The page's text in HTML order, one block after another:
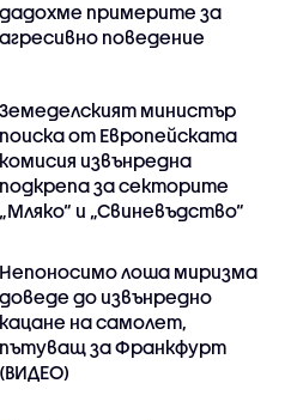
дадохме примерите за
агресивно поведение
Земеделският министър
поиска от Европейската
комисия извънредна
подкрепа за секторите
„Мляко“ и „Свиневъдство“
Непоносимо лоша миризма
доведе до извънредно
кацане на самолет,
пътуващ за Франкфурт
(ВИДЕО)